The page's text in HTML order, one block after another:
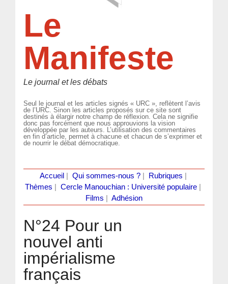
Le
Manifeste
Le journal et les débats
Seul le journal et les articles signés « URC », reflètent l’avis
de l’URC. Sinon les articles proposés sur ce site sont
destinés à élargir notre champ de réflexion. Cela ne signifie
donc pas forcément que nous approuvions la vision
développée par les auteurs. L’utilisation des commentaires
en fin d’article, permet à chacune et chacun de s’exprimer et
de nourrir le débat démocratique.
Accueil Qui sommes-nous ?| Rubriques
Thèmes
Cercle Manouchian : Université populaire
Films
Adhésion
N°24 Pour un
nouvel anti
impérialisme
français